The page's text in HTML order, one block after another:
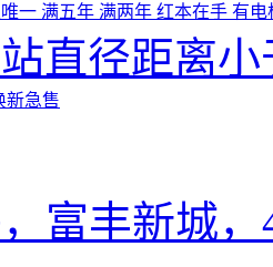
一 满五年 满两年 红本在手 有电
直径距离小
新急售